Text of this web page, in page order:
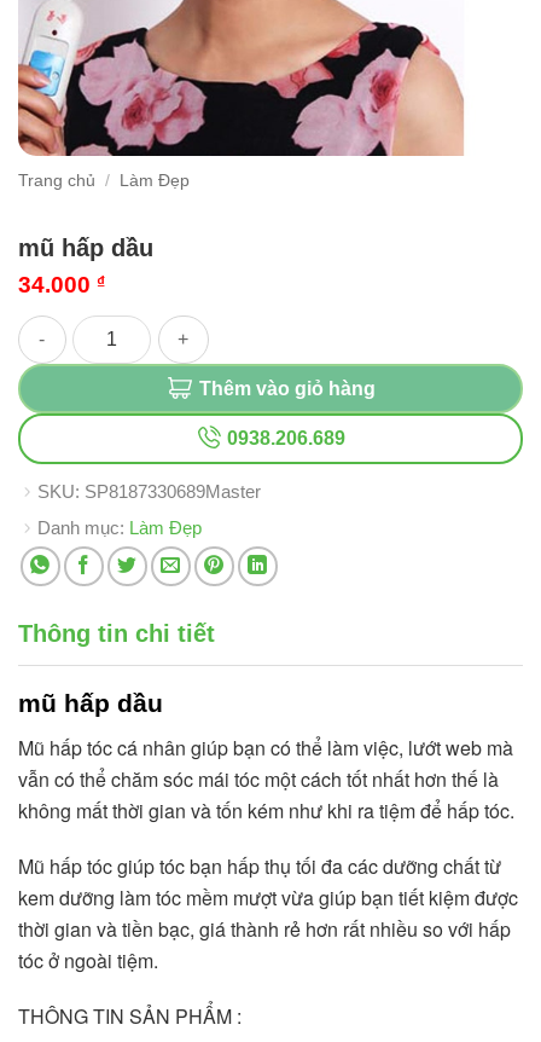
Trang chủ / Làm Đẹp
mũ hấp dầu
34.000 ₫
mũ hấp dầu số lượng
Thêm vào giỏ hàng
0938.206.689
SKU: SP8187330689Master
Danh mục: Làm Đẹp
Thông tin chi tiết
mũ hấp dầu
Mũ hấp tóc cá nhân giúp bạn có thể làm việc, lướt web mà
vẫn có thể chăm sóc mái tóc một cách tốt nhất hơn thế là
không mất thời gian và tốn kém như khi ra tiệm để hấp tóc.
Mũ hấp tóc giúp tóc bạn hấp thụ tối đa các dưỡng chất từ
kem dưỡng làm tóc mềm mượt vừa giúp bạn tiết kiệm được
thời gian và tiền bạc, giá thành rẻ hơn rất nhiều so với hấp
tóc ở ngoài tiệm.
THÔNG TIN SẢN PHẨM :